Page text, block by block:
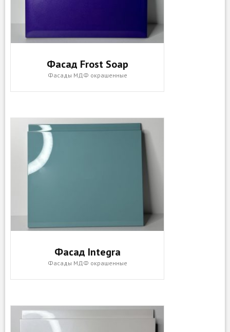
Фасад Frost Soap
Фасады МДФ окрашенные
Фасад Integra
Фасады МДФ окрашенные